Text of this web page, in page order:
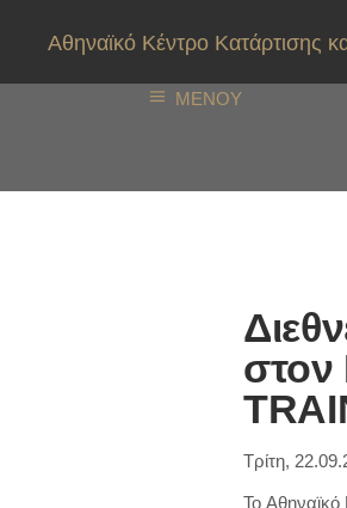
Αθηναϊκό Κέντρο
ΜΕΝΟΥ
στον
Τρίτη,
To